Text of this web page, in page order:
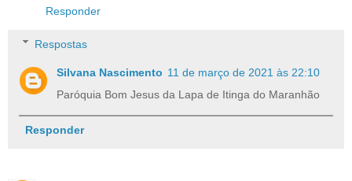
Responder
Respostas
Silvana Nascimento 11 de março de 2021 às 22:10
Paróquia Bom Jesus da Lapa de Itinga do Maranhão
Responder